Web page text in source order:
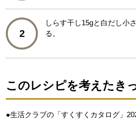
2
しらす干し15gと白だし小
る。
このレシピを考えたき
●生活クラブの「すくすくカタログ」